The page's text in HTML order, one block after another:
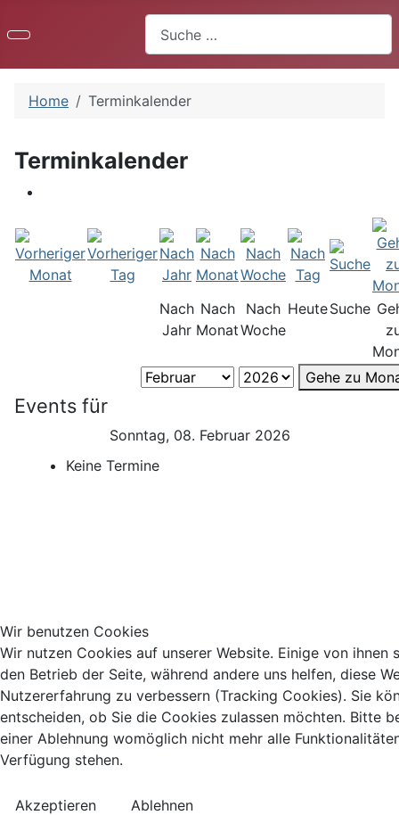
Home Terminkalender
Terminkalender
Nach
Jahr
Nach
Monat
Nach
Woche
HeuteSuche
Gehe zu
Events für
Sonntag, 08. Februar 2026
Keine Termine
Wir benutzen Cookies
Wir nutzen Cookies auf unserer Website. Einige von ihnen
den Betrieb der Seite, während andere uns helfen, diese
Nutzererfahrung zu verbessern (Tracking Cookies). Sie
entscheiden, ob Sie die Cookies zulassen möchten. Bitte
einer Ablehnung womöglich nicht mehr alle
Verfügung stehen.
Akzeptieren
Ablehnen